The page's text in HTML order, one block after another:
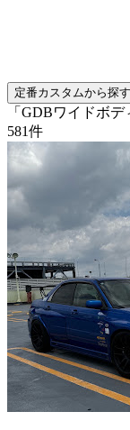
定番カスタムから探す
「GDBワイドボ
581件